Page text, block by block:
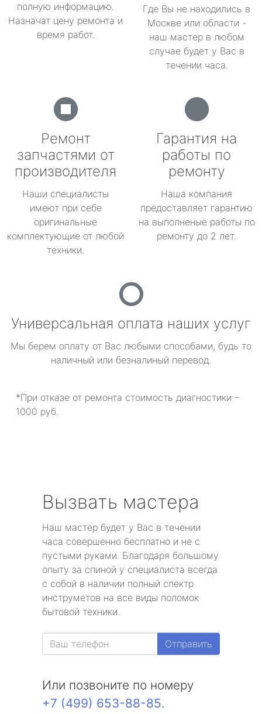
полную информацию.
Назначат цену ремонта и
время работ.
Где Вы не находились в
Москве или области -
наш мастер в любом
случае будет у Вас в
течении часа.
Ремонт
запчастями от
производителя
Наши специалисты
имеют при себе
оригинальные
комплектующие от любой
техники.
Гарантия на
работы по
ремонту
Наша компания
предоставляет гарантию
на выполненые работы по
ремонту до 2 лет.
Универсальная оплата наших услуг
Мы берем оплату от Вас любыми способами, будь то
наличный или безналиный перевод.
*При отказе от ремонта стоимость диагностики –
1000 руб.
Вызвать мастера
Наш мастер будет у Вас в течении
часа совершенно бесплатно и не с
пустыми руками. Благодаря большому
опыту за спиной у специалиста всегда
с собой в наличии полный спектр
инструметов на все виды поломок
бытовой техники.
Отправить
Или позвоните по номеру
+7 (499) 653-88-85.